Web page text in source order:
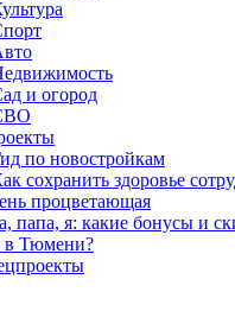
и огород
по новостройкам
сохранить здоровье